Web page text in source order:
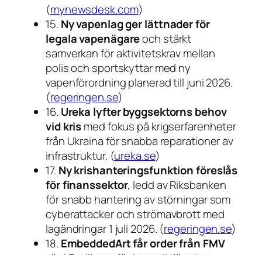
(mynewsdesk.com)
15. Ny vapenlag ger lättnader för
legala vapenägareoch stärkt
samverkan för aktivitetskrav mellan
polis och sportskyttar med ny
vapenförordning planerad till juni 2026.
(regeringen.se)
16. Ureka lyfter byggsektorns behov
vid krismed fokus på krigserfarenheter
från Ukraina för snabba reparationer av
infrastruktur. (ureka.se)
17. Ny krishanteringsfunktion föreslås
för finanssektor, ledd av Riksbanken
för snabb hantering av störningar som
cyberattacker och strömavbrott med
lagändringar 1 juli 2026. (regeringen.se)
18. EmbeddedArt får order från FMV